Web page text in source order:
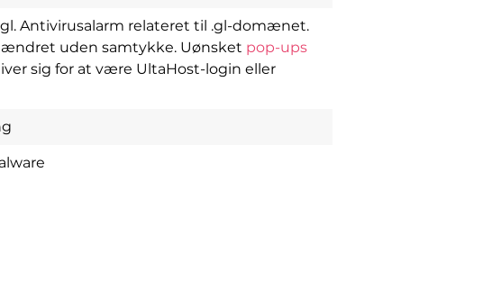
Antivirusalarm relateret til .gl-domænet.
ændret uden samtykke. Uønsket pop-ups
sig for at være UltaHost-login eller